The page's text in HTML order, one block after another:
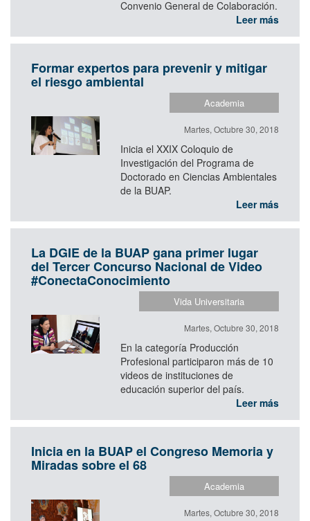
Convenio General de Colaboración.
Leer más
Formar expertos para prevenir y mitigar
el riesgo ambiental
Academia
Martes, Octubre 30, 2018
Inicia el XXIX Coloquio de
Investigación del Programa de
Doctorado en Ciencias Ambientales
de la BUAP.
Leer más
La DGIE de la BUAP gana primer lugar
del Tercer Concurso Nacional de Video
#ConectaConocimiento
Vida Universitaria
Martes, Octubre 30, 2018
En la categoría Producción
Profesional participaron más de 10
videos de instituciones de
educación superior del país.
Leer más
Inicia en la BUAP el Congreso Memoria y
Miradas sobre el 68
Academia
Martes, Octubre 30, 2018